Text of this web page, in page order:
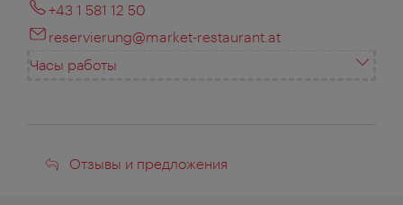
+43 1 581 12 50
reservierung@market-restaurant.at
Часы работы
Отзывы
Отзывы и предложения